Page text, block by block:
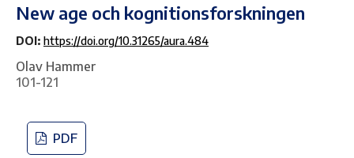
New age och kognitionsforskningen
DOI: https://doi.org/10.31265/aura.484
Olav Hammer
101-121
PDF